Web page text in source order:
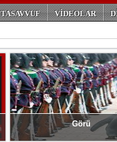
TASAVVUF VİDEOLAR
Görü